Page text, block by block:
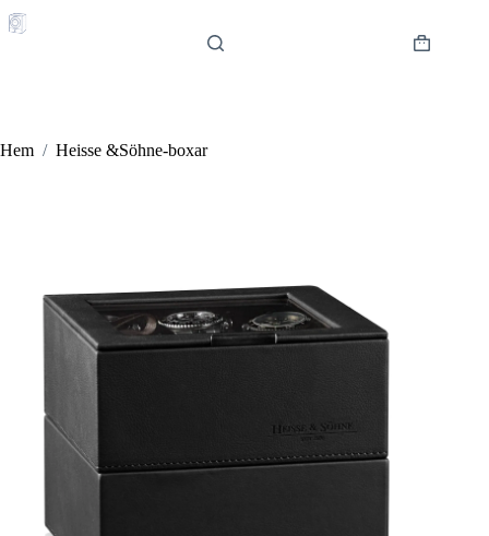
till
Varukorg
Hem / Heisse &Söhne-boxar